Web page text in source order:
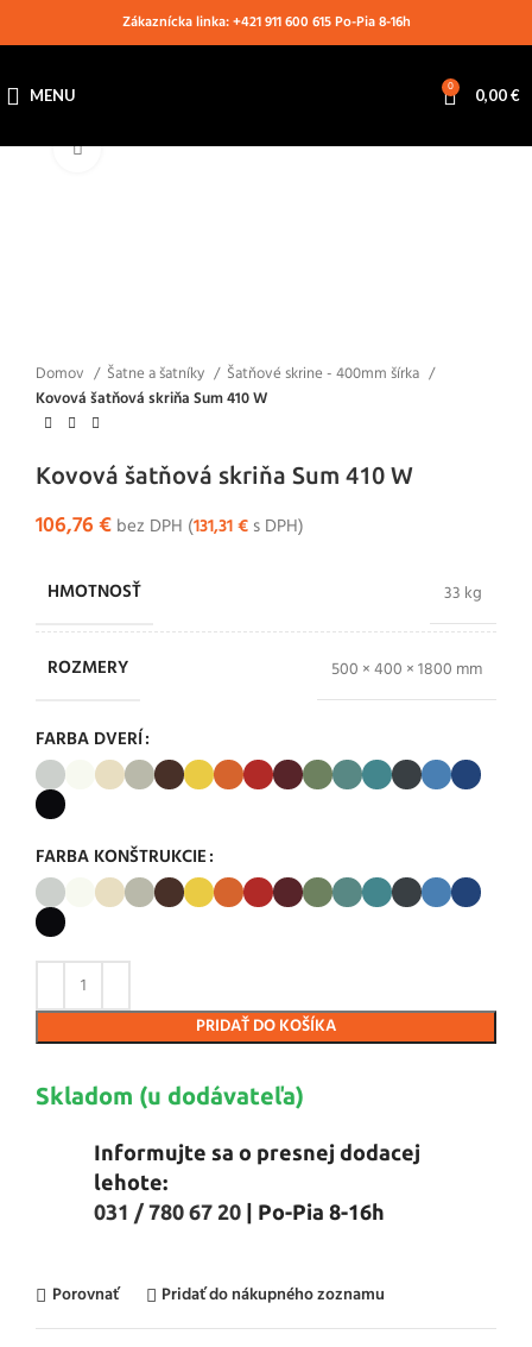
Zákaznícka linka: +421 911 600 615 Po-Pia 8-16h
MENU 0 0,00€
Klikni pre zväčšenie
Domov Šatne a šatníky
Šatňové skrine - 400mm šírka
Kovová šatňová skriňa Sum 410 W
Kovová šatňová skriňa Sum 410 W
106,76€ bez DPH (131,31€ s DPH)
HMOTNOSŤ 33 kg
ROZMERY 500 × 400 × 1800 mm
FARBA DVERÍ
FARBA KONŠTRUKCIE
PRIDAŤ DO KOŠÍKA
Skladom (u dodávateľa)
Informujte sa o presnej dodacej
lehote:
031 / 780 67 20 | Po-Pia 8-16h
Porovnať Pridať do nákupného zoznamu